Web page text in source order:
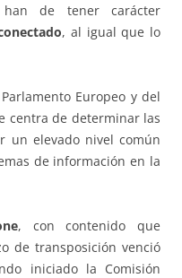
de tener carácter
, al igual que lo
Europeo y del
centra de determinar las
un elevado nivel común
de información en la
, con contenido que
de transposición venció
iniciado la Comisión